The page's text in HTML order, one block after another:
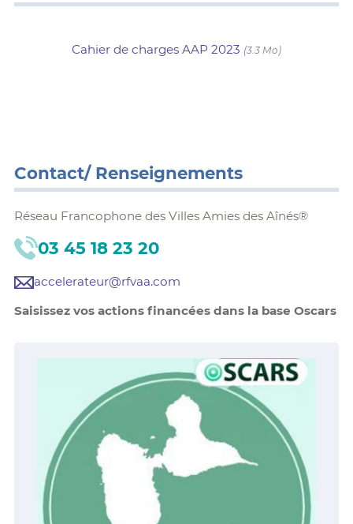
Cahier de charges AAP 2023 (3.3 Mo)
Contact/ Renseignements
Réseau Francophone des Villes Amies des Aînés®
03 45 18 23 20
accelerateur@rfvaa.com
Saisissez vos actions financées dans la base Oscars